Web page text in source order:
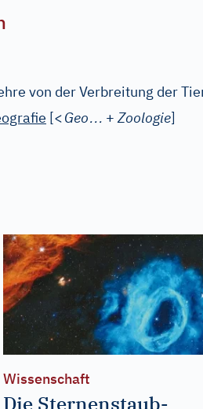
von der Verbreitung der
[<Geo… +Zoologie]
Wissenschaft
Die Sternenstaub-